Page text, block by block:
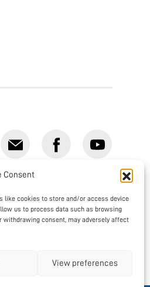
Consent
like cookies to store and/or access device
us to process data such as browsing
withdrawing consent, may adversely affect
View preferences
e.V. (VR 202349)
und Partner mbB
| D-83278 Traunstein